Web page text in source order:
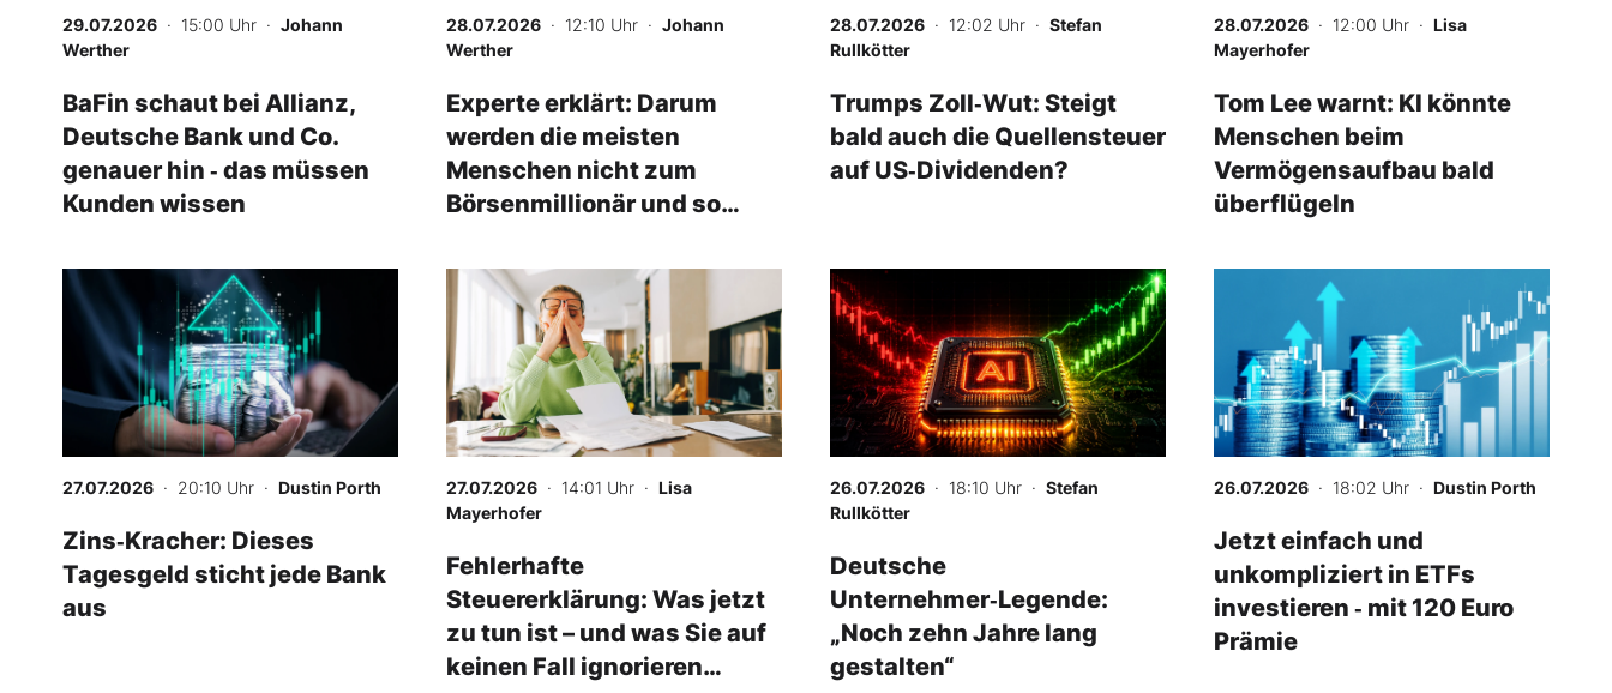
Mein Konto
Folgen Sie uns
Kontakt
29.07.2026 · 15:00 Uhr · Johann
Werther
BaFin schaut bei Allianz,
Deutsche Bank und Co.
genauer hin ‑ das müssen
Kunden wissen
28.07.2026 · 12:10 Uhr · Johann
Werther
Experte erklärt: Darum
werden die meisten
Menschen nicht zum
Börsenmillionär und so
28.07.2026 · 12:02 Uhr · Stefan
Rullkötter
Trumps Zoll‑Wut: Steigt
bald auch die Quellensteuer
auf US‑Dividenden?
28.07.2026 · 12:00 Uhr · Lisa
Mayerhofer
Tom Lee warnt: KI könnte
Menschen beim
Vermögensaufbau bald
überflügeln
27.07.2026 · 20:10 Uhr · Dustin Porth
Zins‑Kracher: Dieses
Tagesgeld sticht jede Bank
aus
27.07.2026 · 14:01 Uhr · Lisa
Mayerhofer
Fehlerhafte
Steuererklärung: Was jetzt
zu tun ist – und was Sie auf
keinen Fall ignorieren
26.07.2026 · 18:10 Uhr · Stefan
Rullkötter
Deutsche
Unternehmer‑Legende:
„Noch zehn Jahre lang
gestalten“
26.07.2026 · 18:02 Uhr · Dustin Porth
Jetzt einfach und
unkompliziert in ETFs
investieren ‑ mit 120 Euro
Prämie